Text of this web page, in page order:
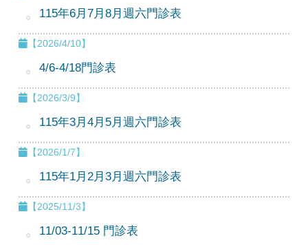
115年6月7月8月週六門診表
【2026/4/10】
4/6-4/18門診表
【2026/3/9】
115年3月4月5月週六門診表
【2026/1/7】
115年1月2月3月週六門診表
【2025/11/3】
11/03-11/15 門診表